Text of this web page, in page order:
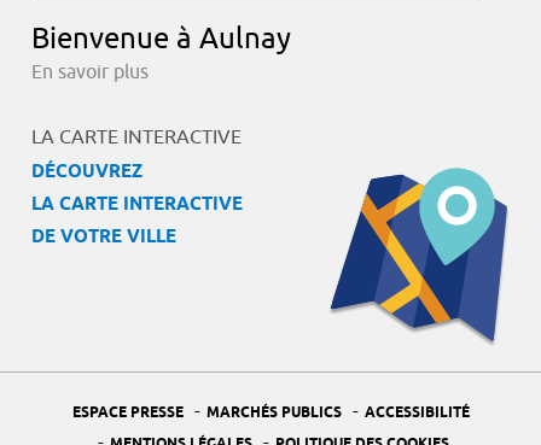
Bienvenue à Aulnay
En savoir plus
LA CARTE INTERACTIVE
DÉCOUVREZ
LA CARTE INTERACTIVE
DE VOTRE VILLE
ESPACE PRESSE - MARCHÉS PUBLICS - ACCESSIBILITÉ